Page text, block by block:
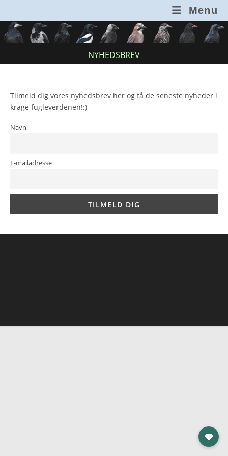
content
Menu
NYHEDSBREV
Tilmeld dig vores nyhedsbrev her og få de seneste nyheder i
krage fugleverdenen!:)
Navn
E-mailadresse